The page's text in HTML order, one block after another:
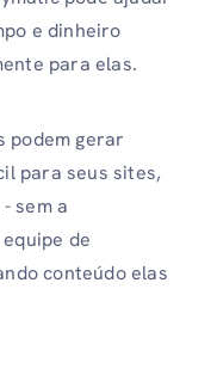
e dinheiro
para elas.
podem gerar
para seus sites,
sem a
de
conteúdo elas